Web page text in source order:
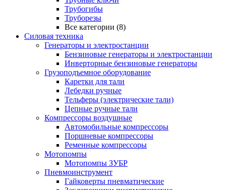
Трубогибы
Труборезы
Все категории (8)
Силовая техника
Генераторы и электростанции
Бензиновые генераторы и электростанции
Инверторные бензиновые генераторы
Грузоподъемное оборудование
Каретки для тали
Лебедки ручные
Тельферы (электрические тали)
Цепные ручные тали
Компрессоры воздушные
Автомобильные компрессоры
Поршневые компрессоры
Ременные компрессоры
Мотопомпы
Мотопомпы ЗУБР
Пневмоинструмент
Гайковерты пневматические